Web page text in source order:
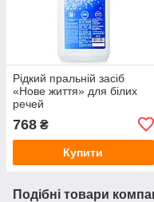
Рідкий пральній засіб
«Нове життя» для білих
речей
768 ₴
Купити
Подібні товари